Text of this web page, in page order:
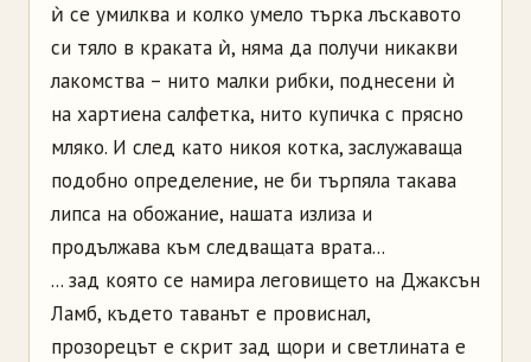
ѝ се умилква и колко умело търка лъскавото
си тяло в краката ѝ, няма да получи никакви
лакомства – нито малки рибки, поднесени ѝ
на хартиена салфетка, нито купичка с прясно
мляко. И след като никоя котка, заслужаваща
подобно определение, не би търпяла такава
липса на обожание, нашата излиза и
продължава към следващата врата...
... зад която се намира леговището на Джаксън
Ламб, където таванът е провиснал,
прозорецът е скрит зад щори и светлината е